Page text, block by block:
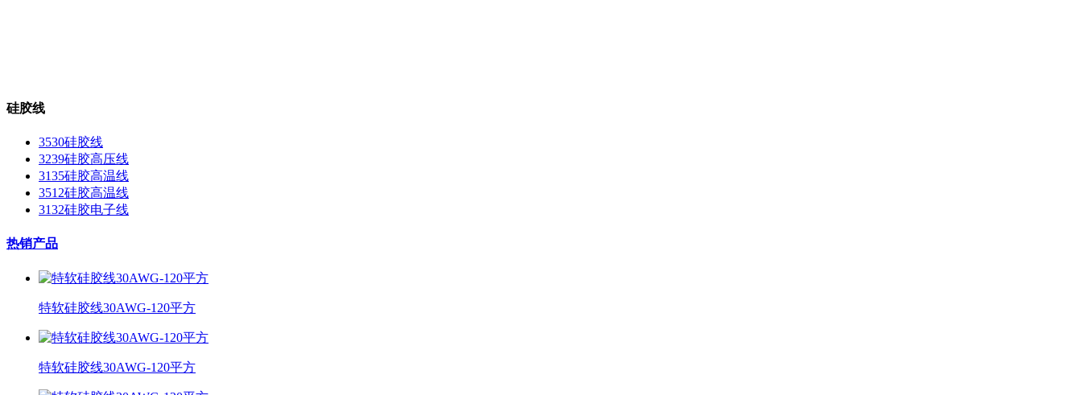
硅胶线
3530硅胶线
3239硅胶高压线
3135硅胶高温线
3512硅胶高温线
3132硅胶电子线
热销产品
特软硅胶线30AWG-120平方
特软硅胶线30AWG-120平方